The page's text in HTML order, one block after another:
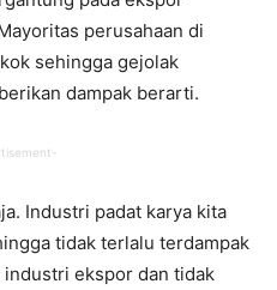
perusahaan di
sehingga gejolak
dampak berarti.
Industri padat karya kita
tidak terlalu terdampak
ekspor dan tidak